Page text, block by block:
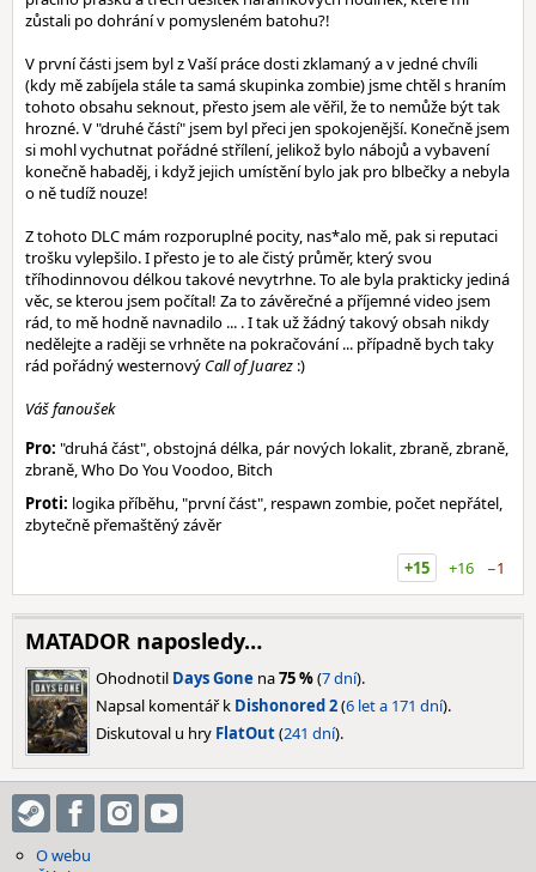
zůstali po dohrání v pomysleném batohu?!
V první části jsem byl z Vaší práce dosti zklamaný a v jedné chvíli
(kdy mě zabíjela stále ta samá skupinka zombie) jsme chtěl s hraním
tohoto obsahu seknout, přesto jsem ale věřil, že to nemůže být tak
hrozné. V "druhé částí" jsem byl přeci jen spokojenější. Konečně jsem
si mohl vychutnat pořádné střílení, jelikož bylo nábojů a vybavení
konečně habaděj, i když jejich umístění bylo jak pro blbečky a nebyla
o ně tudíž nouze!
Z tohoto DLC mám rozporuplné pocity, nas*alo mě, pak si reputaci
trošku vylepšilo. I přesto je to ale čistý průměr, který svou
tříhodinnovou délkou takové nevytrhne. To ale byla prakticky jediná
věc, se kterou jsem počítal! Za to závěrečné a příjemné video jsem
rád, to mě hodně navnadilo ... . I tak už žádný takový obsah nikdy
nedělejte a raději se vrhněte na pokračování ... případně bych taky
rád pořádný westernový Call of Juarez :)
Váš fanoušek
Pro: "druhá část", obstojná délka, pár nových lokalit, zbraně, zbraně,
zbraně, Who Do You Voodoo, Bitch
Proti: logika příběhu, "první část", respawn zombie, počet nepřátel,
zbytečně přemaštěný závěr
+15
+16 −1
MATADOR naposledy…
Ohodnotil Days Gone na75 %(7 dní).
Napsal komentář k Dishonored 2(6 let a 171 dní).
Diskutoval u hry FlatOut(241 dní).
O webu